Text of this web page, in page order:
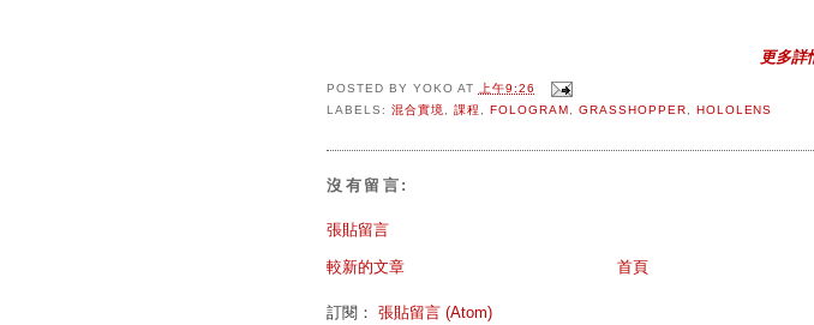
更多詳
POSTED BY YOKO AT 上午9:26
LABELS: 混合實境, 課程, FOLOGRAM , GRASSHOPPER, HOLOLENS
沒有留言:
張貼留言
較新的文章 首頁
訂閱： 張貼留言 (Atom)